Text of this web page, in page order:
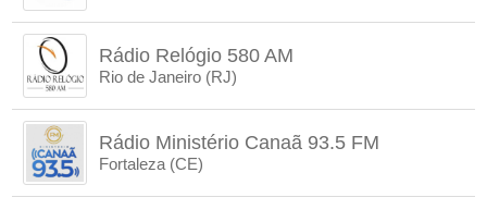
Rádio Relógio 580 AM
Rio de Janeiro (RJ)
Rádio Ministério Canaã 93.5 FM
Fortaleza (CE)